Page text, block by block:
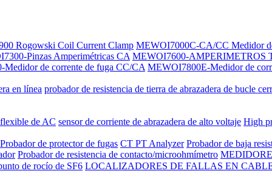
Rogowski Coil Current Clamp MEWOI7000C-CA/CC Medidor
Pinzas Amperimétricas CA MEWOI7600-AMPERIMETROS
de corrente de fuga CC/CA MEWOI7800E-Medidor de
en línea probador de resistencia de tierra de abrazadera de bucle
de AC sensor de corriente de abrazadera de alto voltaje High
Probador de protector de fugas CT PT Analyzer Probador de baja
Probador de resistencia de contacto/microohmímetro
de rocío de SF6 LOCALIZADORES DE FALLAS EN